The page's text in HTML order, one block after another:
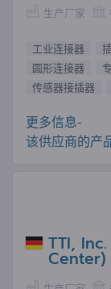
生产厂家
工业连接器
圆形连接器
传感器接插器
更多信息-
该供应商的产
TTI,
Center)